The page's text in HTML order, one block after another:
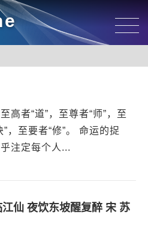
高者“道”，至尊者“师”，至
”，至要者“修”。 命运的捉
注定每个人...
江仙 夜饮东坡醒复醉 宋 苏